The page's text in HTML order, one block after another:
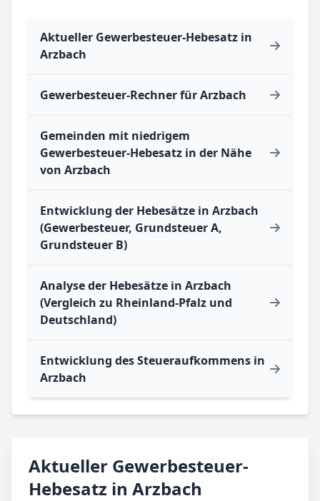
Aktueller Gewerbesteuer-Hebesatz in
Arzbach
Gewerbesteuer-Rechner für Arzbach
Gemeinden mit niedrigem
Gewerbesteuer-Hebesatz in der Nähe
von Arzbach
Entwicklung der Hebesätze in Arzbach
(Gewerbesteuer, Grundsteuer A,
Grundsteuer B)
Analyse der Hebesätze in Arzbach
(Vergleich zu Rheinland-Pfalz und
Deutschland)
Entwicklung des Steueraufkommens in
Arzbach
Aktueller Gewerbesteuer-
Hebesatz in Arzbach